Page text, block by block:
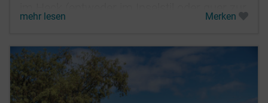
Fahrtrichtung) sowie einem...
mehr lesen Merken